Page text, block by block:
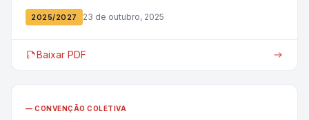
2025/2027 23 de outubro, 2025
Baixar PDF
— CONVENÇÃO COLETIVA